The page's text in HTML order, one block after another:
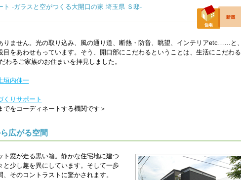
ト -ガラスと空がつくる大開口の家 埼玉県 Ｓ邸-
りません。光の取り込み、風の通り道、断熱・防音、眺望、インテリアetc……と、
目をあわせもっています。そう、開口部にこだわるということは、生活にこだわる
わるご家族のお住まいを拝見しました。
垣内伸一
くりサポート
でをコーディネートする機関です＞
広がる空間
ト窓が走る黒い箱。静かな住宅地に建つ
と少し趣を異にしています。そして一歩
そのコントラストに驚かされます。